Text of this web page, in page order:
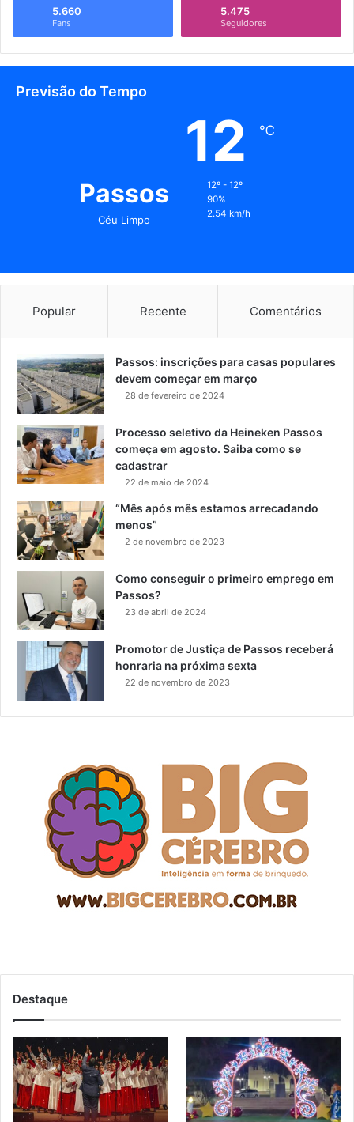
5.660
Fans
5.475
Seguidores
Previsão do Tempo
Passos
Céu Limpo
12 ℃
12º - 12º
90%
2.54 km/h
Popular Recente Comentários
Passos: inscrições para casas populares
devem começar em março
28 de fevereiro de 2024
Processo seletivo da Heineken Passos
começa em agosto. Saiba como se
cadastrar
22 de maio de 2024
“Mês após mês estamos arrecadando
menos”
2 de novembro de 2023
Como conseguir o primeiro emprego em
Passos?
23 de abril de 2024
Promotor de Justiça de Passos receberá
honraria na próxima sexta
22 de novembro de 2023
Destaque